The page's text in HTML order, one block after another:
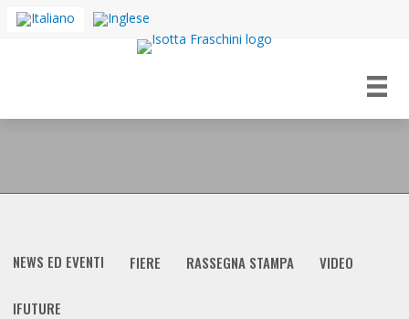
NEWS ED EVENTI FIERE RASSEGNA STAMPA VIDEO
IFUTURE